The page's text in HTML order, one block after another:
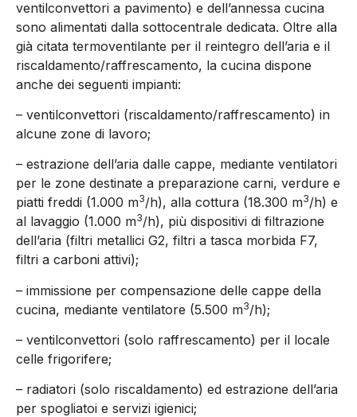
ventilconvettori a pavimento) e dell’annessa cucina
sono alimentati dalla sottocentrale dedicata. Oltre alla
già citata termoventilante per il reintegro dell’aria e il
riscaldamento/raffrescamento, la cucina dispone
anche dei seguenti impianti:
– ventilconvettori (riscaldamento/raffrescamento) in
alcune zone di lavoro;
– estrazione dell’aria dalle cappe, mediante ventilatori
per le zone destinate a preparazione carni, verdure e
piatti freddi (1.000 m3/h), alla cottura (18.300 m3/h) e
al lavaggio (1.000 m3/h), più dispositivi di filtrazione
dell’aria (filtri metallici G2, filtri a tasca morbida F7,
filtri a carboni attivi);
– immissione per compensazione delle cappe della
cucina, mediante ventilatore (5.500 m3/h);
– ventilconvettori (solo raffrescamento) per il locale
celle frigorifere;
– radiatori (solo riscaldamento) ed estrazione dell’aria
per spogliatoi e servizi igienici;